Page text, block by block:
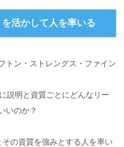
活かして人を率いる
トン・ストレングス・ファイン
説明と資質ごとにどんなリー
いのか？
の資質を強みとする人を率い